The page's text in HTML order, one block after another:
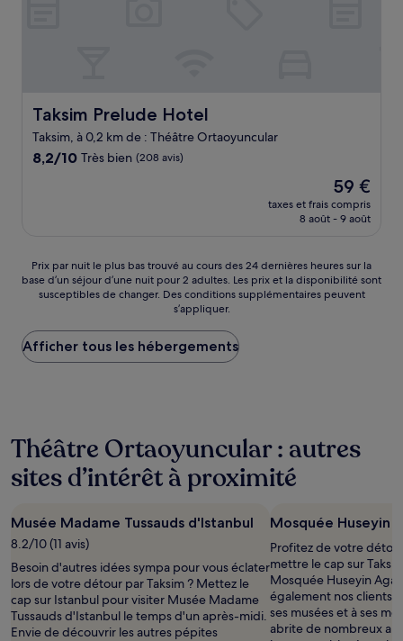
Taksim Prelude Hotel
Taksim Prelude Hotel
Taksim, à 0,2 km de : Théâtre Ortaoyuncular
8.2
8,2/10 Très bien (208 avis)
Le
nouveau
prix
59 €
59 €
taxes et frais compris
8 août - 9 août
Prix
par
nuit
plus
bas
trouvé
heures
sur
la
séjour
d’une
pour
2 adultes.
Les
prix
Prix par nuit le plus bas trouvé au cours des 24 dernières heures sur la
base d’un séjour d’une nuit pour 2 adultes. Les prix et la disponibilité sont
susceptibles de changer. Des conditions supplémentaires peuvent
s’appliquer.
Afficher tous les hébergements
Théâtre Ortaoyuncular : autres
sites d’intérêt à proximité
Musée Madame Tussauds d'Istanbul
8.2/10 (11 avis)
Besoin d'autres idées sympa pour vous éclater
lors de votre détour par Taksim ? Mettez le
cap sur Istanbul pour visiter Musée Madame
Tussauds d'Istanbul le temps d'un après-midi.
Envie de découvrir les autres pépites
Mosquée Huseyin
Profitez de votre
mettre le cap sur
Mosquée Huseyin
également nos clients
ses musées et à ses
abrite de nombreux